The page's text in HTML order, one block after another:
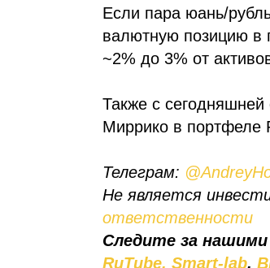
Если пара юань/
валютную позицию в
~2% до 3% от
Также с сегодняшней
Миррико в портфеле
Телеграм:
Не является
ответственности
Следите за
RuTube, Smart-lab,